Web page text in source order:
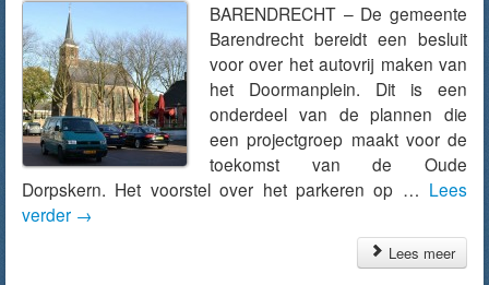
BARENDRECHT – De gemeente
Barendrecht bereidt een besluit
voor over het autovrij maken van
het Doormanplein. Dit is een
onderdeel van de plannen die
een projectgroep maakt voor de
toekomst van de Oude
Dorpskern. Het voorstel over het parkeren op … Lees
verder →
Lees meer